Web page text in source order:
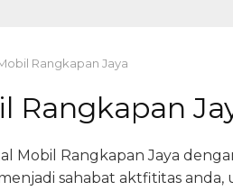
Rangkapan Jaya
Rangkapan
Mobil Rangkapan Jaya
sahabat aktfititas